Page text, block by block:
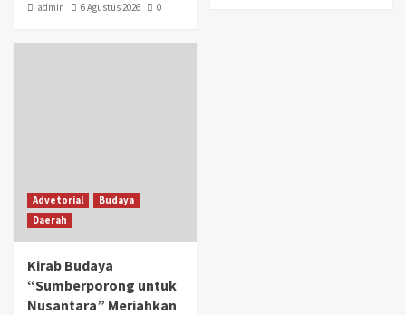
admin 6 Agustus 2026 0
Advetorial
Budaya
Daerah
Kirab Budaya
“Sumberporong untuk
Nusantara” Meriahkan